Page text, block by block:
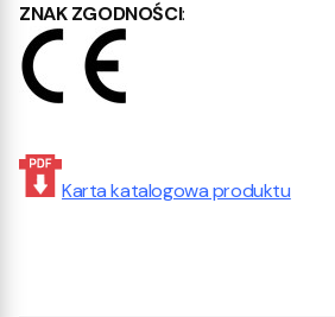
ZNAK ZGODNOŚCI:
Karta katalogowa produktu